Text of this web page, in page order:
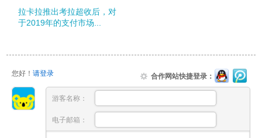
拉卡拉推出考拉超收后，对
于2019年的支付市场...
您好！ 请登录 合作网站快捷登录：
游客名称：
电子邮箱：